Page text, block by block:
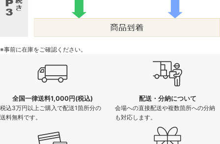
※事前に在庫をご確認ください。
全国一律送料1,000円(税込)
税込3万円以上ご購入で配送1箇所分の
送料無料です。
配送・分納について
会場への直接配送や複数箇所への分納
も対応します。